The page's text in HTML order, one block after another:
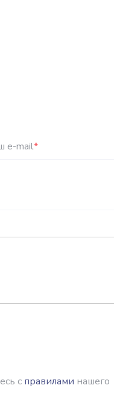
e-mail*
с правилами нашего